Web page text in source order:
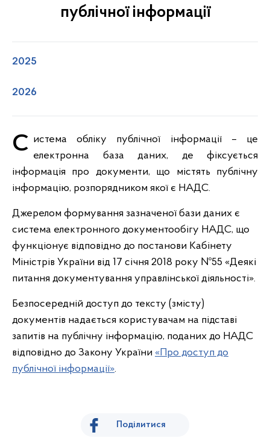
публічної інформації
2025
2026
Система обліку публічної інформації – це електронна база даних, де фіксується
інформація про документи, що містять публічну
інформацію, розпорядником якої є НАДС.
Джерелом формування зазначеної бази даних є
система електронного документообігу НАДС, що
функціонує відповідно до постанови Кабінету
Міністрів України від 17 січня 2018 року №55 «Деякі
питання документування управлінської діяльності».
Безпосередній доступ до тексту (змісту)
документів надається користувачам на підставі
запитів на публічну інформацію, поданих до НАДС
відповідно до Закону України «Про доступ до
публічної інформації».
Поділитися